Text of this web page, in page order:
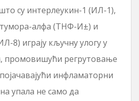
су интерлеукин-1 (ИЛ-1),
алфа (ТНФ-И±) и
8) играју кључну улогу у
промовишући регрутовање
инфламаторни
упала не само да